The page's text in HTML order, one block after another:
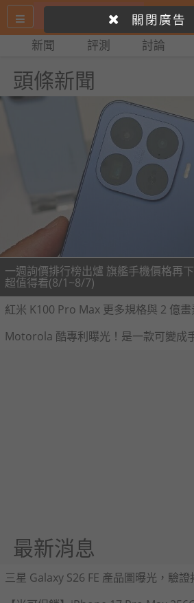
新聞 評測 討論
頭條新聞
一週詢價排行榜出爐 旗艦手機價格再
超值得看(8/1~8/7)
紅米 K100 Pro Max 更多規格與 2 億
Motorola 酷專利曝光！是一款可變成
最新消息
關閉廣告